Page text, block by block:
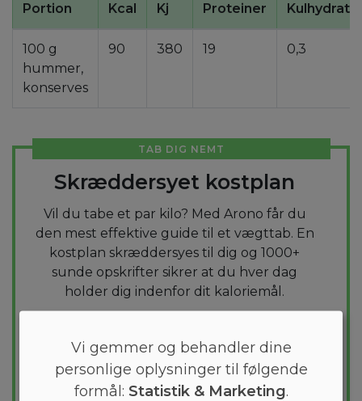
Portion Kcal Kj Proteiner
100 g
hummer,
konserves
90 380 19 0,3
TAB DIG NEMT
Skræddersyet kostplan
Vil du tabe et par kilo? Med Arono får du
den mest effektive guide til et vægttab. En
kostplan skræddersyes til dig og 1000+
sunde opskrifter sikrer at du hver dag
holder dig indenfor dit kaloriemål.
Vi gemmer og behandler dine
personlige oplysninger til følgende
formål: Statistik & Marketing.